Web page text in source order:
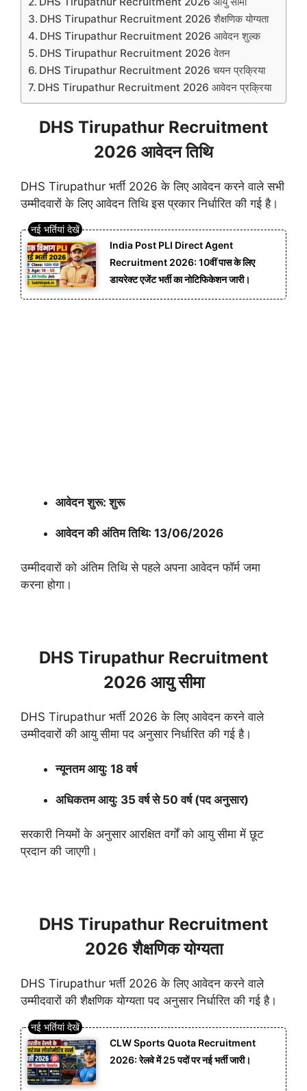
DHS Tirupathur Recruitment 2026 शैक्षणिक योग्यता
DHS Tirupathur Recruitment 2026 आवेदन शुल्क
DHS Tirupathur Recruitment 2026 वेतन
DHS Tirupathur Recruitment 2026 चयन प्रक्रिया
DHS Tirupathur Recruitment 2026 आवेदन प्रक्रिया
DHS Tirupathur Recruitment
2026 आवेदन तिथि
DHS Tirupathur भर्ती 2026 के लिए आवेदन करने वाले सभी
उम्मीदवारों के लिए आवेदन तिथि इस प्रकार निर्धारित की गई है।
India Post PLI Direct Agent
Recruitment 2026: 10वीं पास के लिए
डायरेक्ट एजेंट भर्ती का नोटिफिकेशन जारी।
आवेदन शुरू: शुरू
आवेदन की अंतिम तिथि: 13/06/2026
उम्मीदवारों को अंतिम तिथि से पहले अपना आवेदन फॉर्म जमा
करना होगा।
DHS Tirupathur Recruitment
2026 आयु सीमा
DHS Tirupathur भर्ती 2026 के लिए आवेदन करने वाले
उम्मीदवारों की आयु सीमा पद अनुसार निर्धारित की गई है।
न्यूनतम आयु: 18 वर्ष
अधिकतम आयु: 35 वर्ष से 50 वर्ष (पद अनुसार)
सरकारी नियमों के अनुसार आरक्षित वर्गों को आयु सीमा में छूट
प्रदान की जाएगी।
DHS Tirupathur Recruitment
2026 शैक्षणिक योग्यता
DHS Tirupathur भर्ती 2026 के लिए आवेदन करने वाले
उम्मीदवारों की शैक्षणिक योग्यता पद अनुसार निर्धारित की गई है।
CLW Sports Quota Recruitment
2026: रेलवे में 25 पदों पर नई भर्ती जारी।